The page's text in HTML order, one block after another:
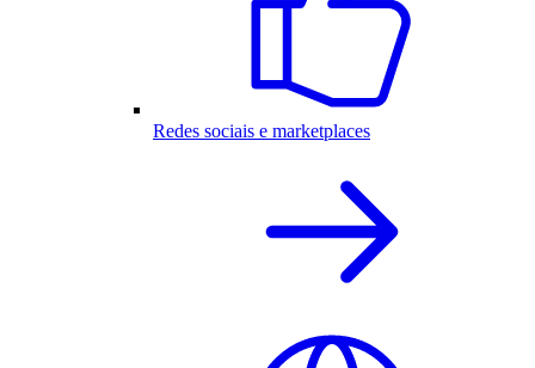
Redes sociais e marketplaces